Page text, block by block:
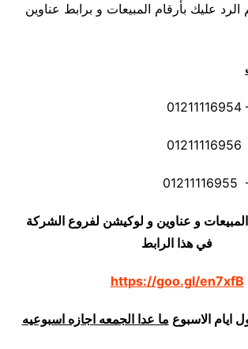
الرد عليك بأرقام المبيعات و برابط عناوين
01211116955
و عناوين و لوكيشن لفروع الشركة
في هذا الرابط
https://goo.gl/en7xfB
ايام الاسبوع ما عدا الجمعه اجازه اسبوعيه